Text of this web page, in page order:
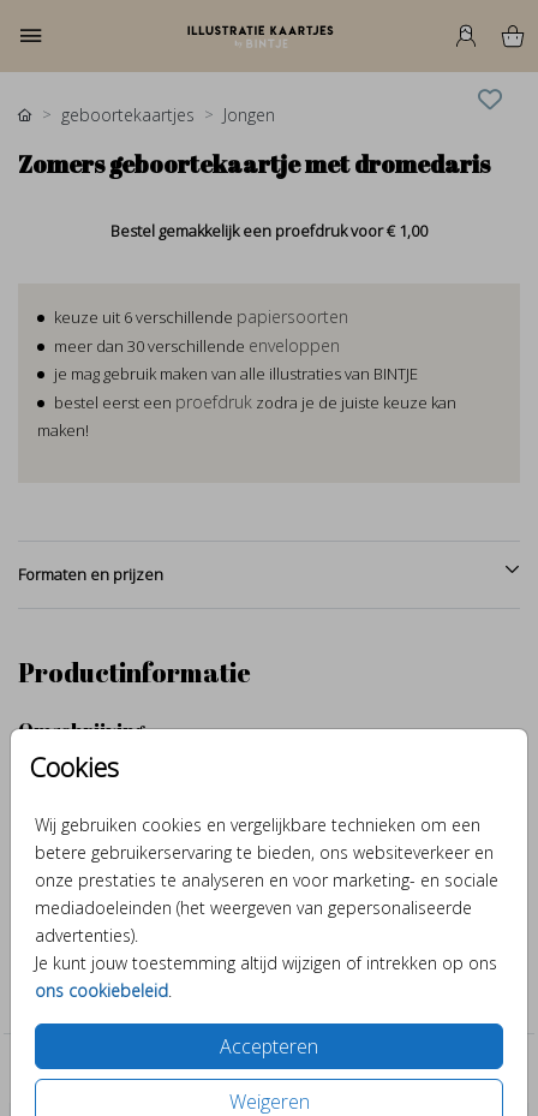
Cookies
Wij gebruiken cookies en vergelijkbare technieken om een
betere gebruikerservaring te bieden, ons websiteverkeer en
onze prestaties te analyseren en voor marketing- en sociale
mediadoeleinden (het weergeven van gepersonaliseerde
advertenties).
Je kunt jouw toestemming altijd wijzigen of intrekken op ons
ons cookiebeleid
Accepteren
Weigeren
geboortekaartjes Jongen
Zomers geboortekaartje met dromedaris
Bestel gemakkelijk een proefdruk voor€ 1,00
keuze uit 6 verschillende papiersoorten
meer dan 30 verschillende enveloppen
je mag gebruik maken van alle illustraties van BINTJE
bestel eerst een proefdruk zodra je de juiste keuze kan
maken!
Formaten en prijzen
Productinformatie
Omschrijving
Zomers geboortekaartje met baby dromedaris en palmen
naar eigen wens. Verander de kleuren of diertjes en maak er zo je
eigen ontwerp van. Weetje: Een kameel heeft 2 bulten en een
dromedaris maar eentje.
Toon meer
Collectie
Jongen
Past er leuk bij